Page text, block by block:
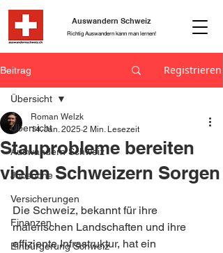
Richtig Auswandern kann man lernen!
Auswandern Schweiz
Beitrag Registrieren
Übersicht
Auswandern Schweiz
Jobsuche
Versicherungen
Finanzen
Einbürgerung Schweiz
Übersicht
Stauprobleme bereiten
vielen Schweizern Sorgen
Roman Welzk
14. Jan. 2025 2 Min. Lesezeit
Die Schweiz, bekannt für ihre
malerischen Landschaften und ihre
effiziente Infrastruktur, hat ein